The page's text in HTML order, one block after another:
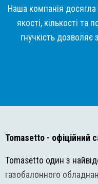
Наша компанія досягла
якості, кількості та
гнучкість
Tomasetto - офіційний
Tomasetto один з
газобалонного